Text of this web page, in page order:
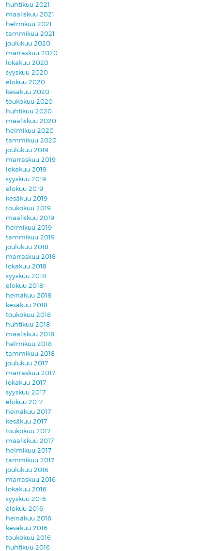
huhtikuu 2021
maaliskuu 2021
helmikuu 2021
tammikuu 2021
joulukuu 2020
marraskuu 2020
lokakuu 2020
syyskuu 2020
elokuu 2020
kesäkuu 2020
toukokuu 2020
huhtikuu 2020
maaliskuu 2020
helmikuu 2020
tammikuu 2020
joulukuu 2019
marraskuu 2019
lokakuu 2019
syyskuu 2019
elokuu 2019
kesäkuu 2019
toukokuu 2019
maaliskuu 2019
helmikuu 2019
tammikuu 2019
joulukuu 2018
marraskuu 2018
lokakuu 2018
syyskuu 2018
elokuu 2018
heinäkuu 2018
kesäkuu 2018
toukokuu 2018
huhtikuu 2018
maaliskuu 2018
helmikuu 2018
tammikuu 2018
joulukuu 2017
marraskuu 2017
lokakuu 2017
syyskuu 2017
elokuu 2017
heinäkuu 2017
kesäkuu 2017
toukokuu 2017
maaliskuu 2017
helmikuu 2017
tammikuu 2017
joulukuu 2016
marraskuu 2016
lokakuu 2016
syyskuu 2016
elokuu 2016
heinäkuu 2016
kesäkuu 2016
toukokuu 2016
huhtikuu 2016